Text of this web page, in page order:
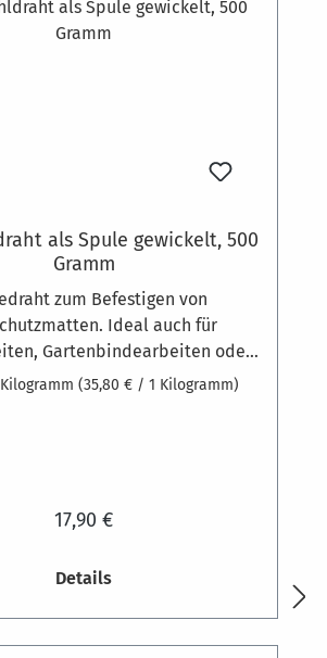
als Spule gewickelt, 500
Gramm
zum Befestigen von
Ideal auch für
Gartenbindearbeiten oder
500 Gramm als Spule
(35,80 € / 1 Kilogramm)
17,90 €
Details